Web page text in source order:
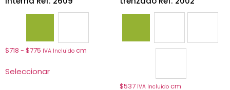
$718 - $775 IVA Incluido cm
Seleccionar
$537 IVA Incluidocm